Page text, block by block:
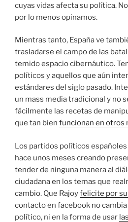
cuyas vidas afecta su política.
por lo menos opinamos.
Mientras tanto, España ve
trasladarse el campo de las
temido espacio cibernáutico.
políticos y aquellos que aún
estándares del siglo pasado.
un mass media tradicional y no
fácilmente las recetas de
que tan bien funcionan en otros
Los partidos políticos
hace unos meses creando
tender de ninguna manera al
ciudadana en los temas que
cambio. Que Rajoyfelicite por
contacto en facebook no
político, ni en la forma de usar